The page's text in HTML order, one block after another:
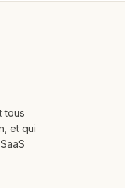
tous
et qui